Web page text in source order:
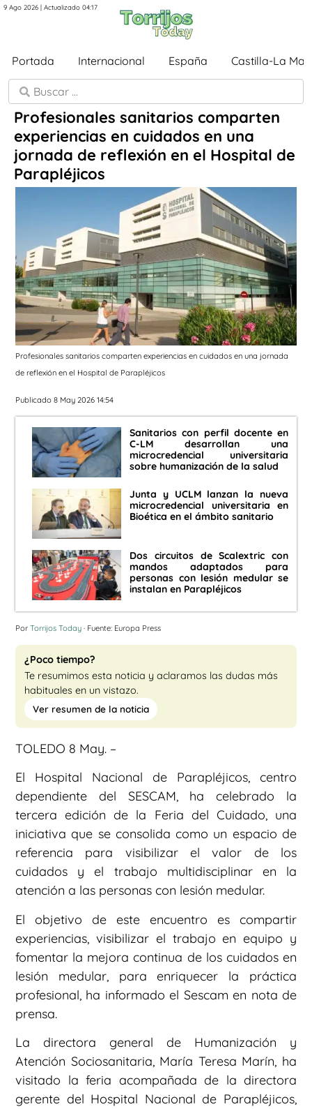
9 Ago 2026 | Actualizado 04:17
Portada Internacional España Castilla-La
Profesionales sanitarios comparten
experiencias en cuidados en una
jornada de reflexión en el Hospital de
Parapléjicos
Profesionales sanitarios comparten experiencias en cuidados en una jornada
de reflexión en el Hospital de Parapléjicos
Publicado 8 May 2026 14:54
Sanitarios con perfil docente en
C-LM desarrollan una
microcredencial universitaria
sobre humanización de la salud
Junta y UCLM lanzan la nueva
microcredencial universitaria en
Bioética en el ámbito sanitario
Dos circuitos de Scalextric con
mandos adaptados para
personas con lesión medular se
instalan en Parapléjicos
Por Torrijos Today · Fuente: Europa Press
¿Poco tiempo?
Te resumimos esta noticia y aclaramos las dudas más
habituales en un vistazo.
Ver resumen de la noticia
TOLEDO 8 May. –
El Hospital Nacional de Parapléjicos, centro
dependiente del SESCAM, ha celebrado la
tercera edición de la Feria del Cuidado, una
iniciativa que se consolida como un espacio de
referencia para visibilizar el valor de los
cuidados y el trabajo multidisciplinar en la
atención a las personas con lesión medular.
El objetivo de este encuentro es compartir
experiencias, visibilizar el trabajo en equipo y
fomentar la mejora continua de los cuidados en
lesión medular, para enriquecer la práctica
profesional, ha informado el Sescam en nota de
prensa.
La directora general de Humanización y
Atención Sociosanitaria, María Teresa Marín, ha
visitado la feria acompañada de la directora
gerente del Hospital Nacional de Parapléjicos,